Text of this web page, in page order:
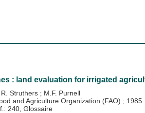
: land evaluation for irrigated
R. Struthers ; M.F. Purnell
and Agriculture Organization (FAO) ; 1985
240, Glossaire